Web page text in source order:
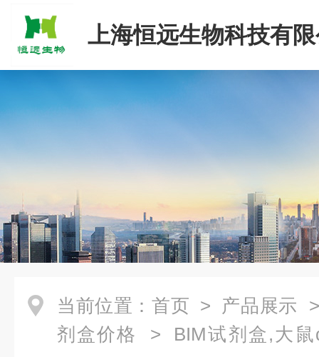
上海恒远生物科技有
当前位置： 首页 > 产品展示
剂盒价格 > BIM试剂盒,大鼠